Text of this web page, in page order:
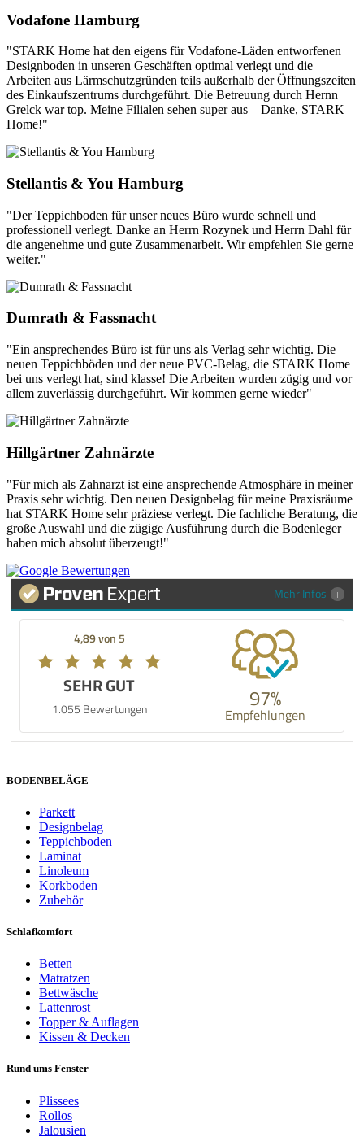
Vodafone Hamburg
"STARK Home hat den eigens für Vodafone-Läden entworfenen
Designboden in unseren Geschäften optimal verlegt und die
Arbeiten aus Lärmschutzgründen teils außerhalb der Öffnungszeiten
des Einkaufszentrums durchgeführt. Die Betreuung durch Hernn
Grelck war top. Meine Filialen sehen super aus – Danke, STARK
Home!"
Stellantis & You Hamburg
"Der Teppichboden für unser neues Büro wurde schnell und
professionell verlegt. Danke an Herrn Rozynek und Herrn Dahl für
die angenehme und gute Zusammenarbeit. Wir empfehlen Sie gerne
weiter."
Dumrath & Fassnacht
"Ein ansprechendes Büro ist für uns als Verlag sehr wichtig. Die
neuen Teppichböden und der neue PVC-Belag, die STARK Home
bei uns verlegt hat, sind klasse! Die Arbeiten wurden zügig und vor
allem zuverlässig durchgeführt. Wir kommen gerne wieder"
Hillgärtner Zahnärzte
"Für mich als Zahnarzt ist eine ansprechende Atmosphäre in meiner
Praxis sehr wichtig. Den neuen Designbelag für meine Praxisräume
hat STARK Home sehr präziese verlegt. Die fachliche Beratung, die
große Auswahl und die zügige Ausführung durch die Bodenleger
haben mich absolut überzeugt!"
Mehr Infos
4,89 von 5
SEHR GUT
1.055 Bewertungen 97%
Empfehlungen
BODENBELÄGE
Parkett
Designbelag
Teppichboden
Laminat
Linoleum
Korkboden
Zubehör
Schlafkomfort
Betten
Matratzen
Bettwäsche
Lattenrost
Topper & Auflagen
Kissen & Decken
Rund ums Fenster
Plissees
Rollos
Jalousien